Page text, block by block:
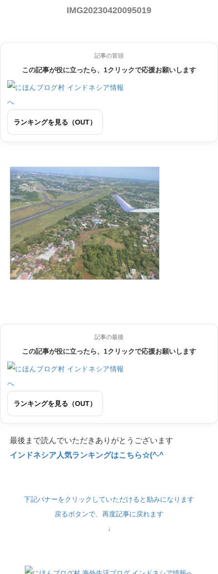
IMG20230420095019
記事の冒頭
この記事が役に立ったら、1クリックで応援お願いします
ランキングを見る（OUT）
記事の最後
この記事が役に立ったら、1クリックで応援お願いします
ランキングを見る（OUT）
最後まで読んでいただきありがとうございます
インドネシア人気ランキングはこちら☆(^-^
下記バナーをクリックしていただけると励みになります
戻るボタンで、再度記事に戻れます
↓